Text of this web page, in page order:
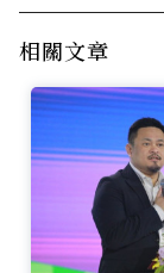
相關文章